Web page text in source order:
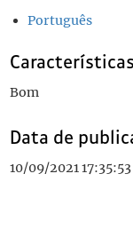
Português
Bom
Data de
10/09/2021 17:35:53